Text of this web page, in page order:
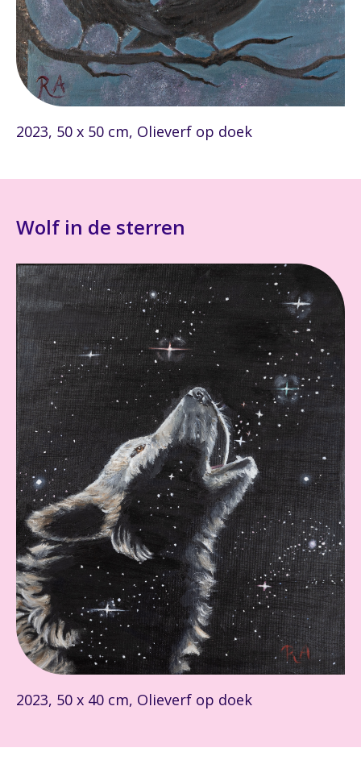
2023, 50 x 50 cm, Olieverf op doek
Wolf in de sterren
2023, 50 x 40 cm, Olieverf op doek